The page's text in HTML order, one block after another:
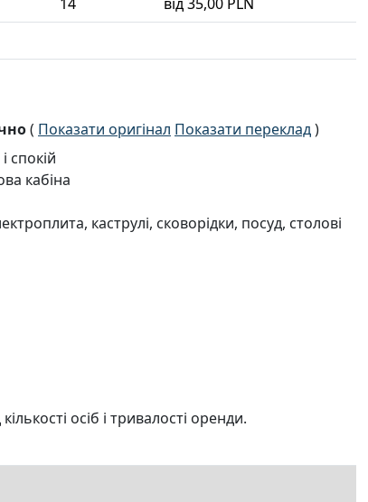
( Показати оригінал Показати переклад)
спокій
кабіна
каструлі, сковорідки, посуд, столові
осіб і тривалості оренди.